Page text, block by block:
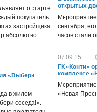
о старте
покупатель
застройщика
абсолютно
«Выбери
в жилом
соседа!».
открытых
сентября,
часов стали
07.09.15
ГК «Конти»
комплексе
«Новая